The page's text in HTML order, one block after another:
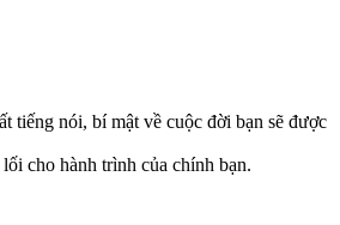
tiếng nói, bí mật về cuộc đời bạn sẽ được
cho hành trình của chính bạn.